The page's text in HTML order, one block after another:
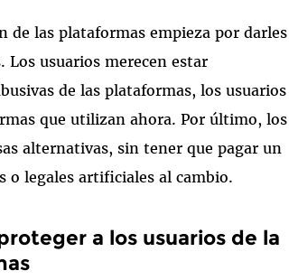
de las plataformas empieza por darles
usuarios merecen estar
de las plataformas, los usuarios
que utilizan ahora. Por último, los
alternativas, sin tener que pagar un
o legales artificiales al cambio.
a los usuarios de la